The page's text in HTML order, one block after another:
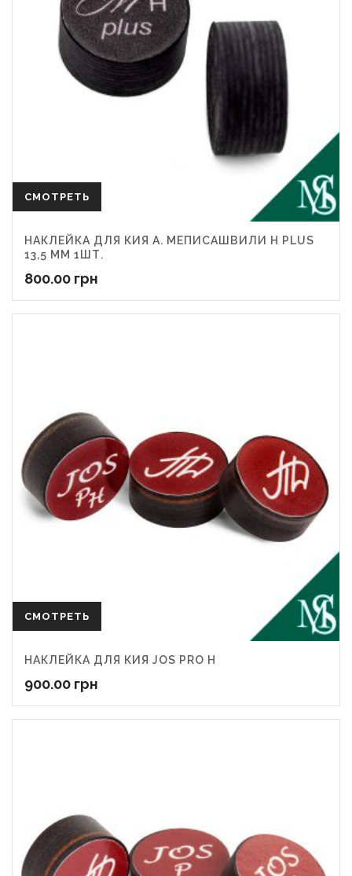
СМОТРЕТЬ
НАКЛЕЙКА ДЛЯ КИЯ А. МЕПИСАШВИЛИ H PLUS
13,5 ММ 1ШТ.
800.00 грн
СМОТРЕТЬ
НАКЛЕЙКА ДЛЯ КИЯ JOS PRO H
900.00 грн